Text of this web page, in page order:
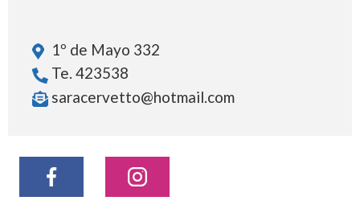
1º de Mayo 332
Te. 423538
saracervetto@hotmail.com